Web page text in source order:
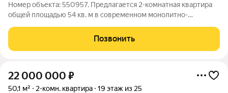
Номер объекта: 550957. Предлагается 2-комнатная квартира
общей площадью 54 кв. м в современном монолитно-
в 2013 году, отличается качественной застройкой,
энергоэффективностью и проверенной
Позвонить
22 000 000 ₽
50,1 м² 2-комн. квартира 19 этаж из 25